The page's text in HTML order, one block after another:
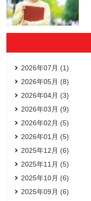
2026年07月 (1)
2026年05月 (8)
2026年04月 (3)
2026年03月 (9)
2026年02月 (5)
2026年01月 (5)
2025年12月 (6)
2025年11月 (5)
2025年10月 (6)
2025年09月 (6)